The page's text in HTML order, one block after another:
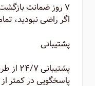
۷ روز ضمانت بازگشت وجه بدون قید و شرط
اگر راضی نبودید،
پشتیبانی
پشتیبانی ۲۴/۷ از طریق تیکت
پاسخگویی در کمتر از ۴ ساعت